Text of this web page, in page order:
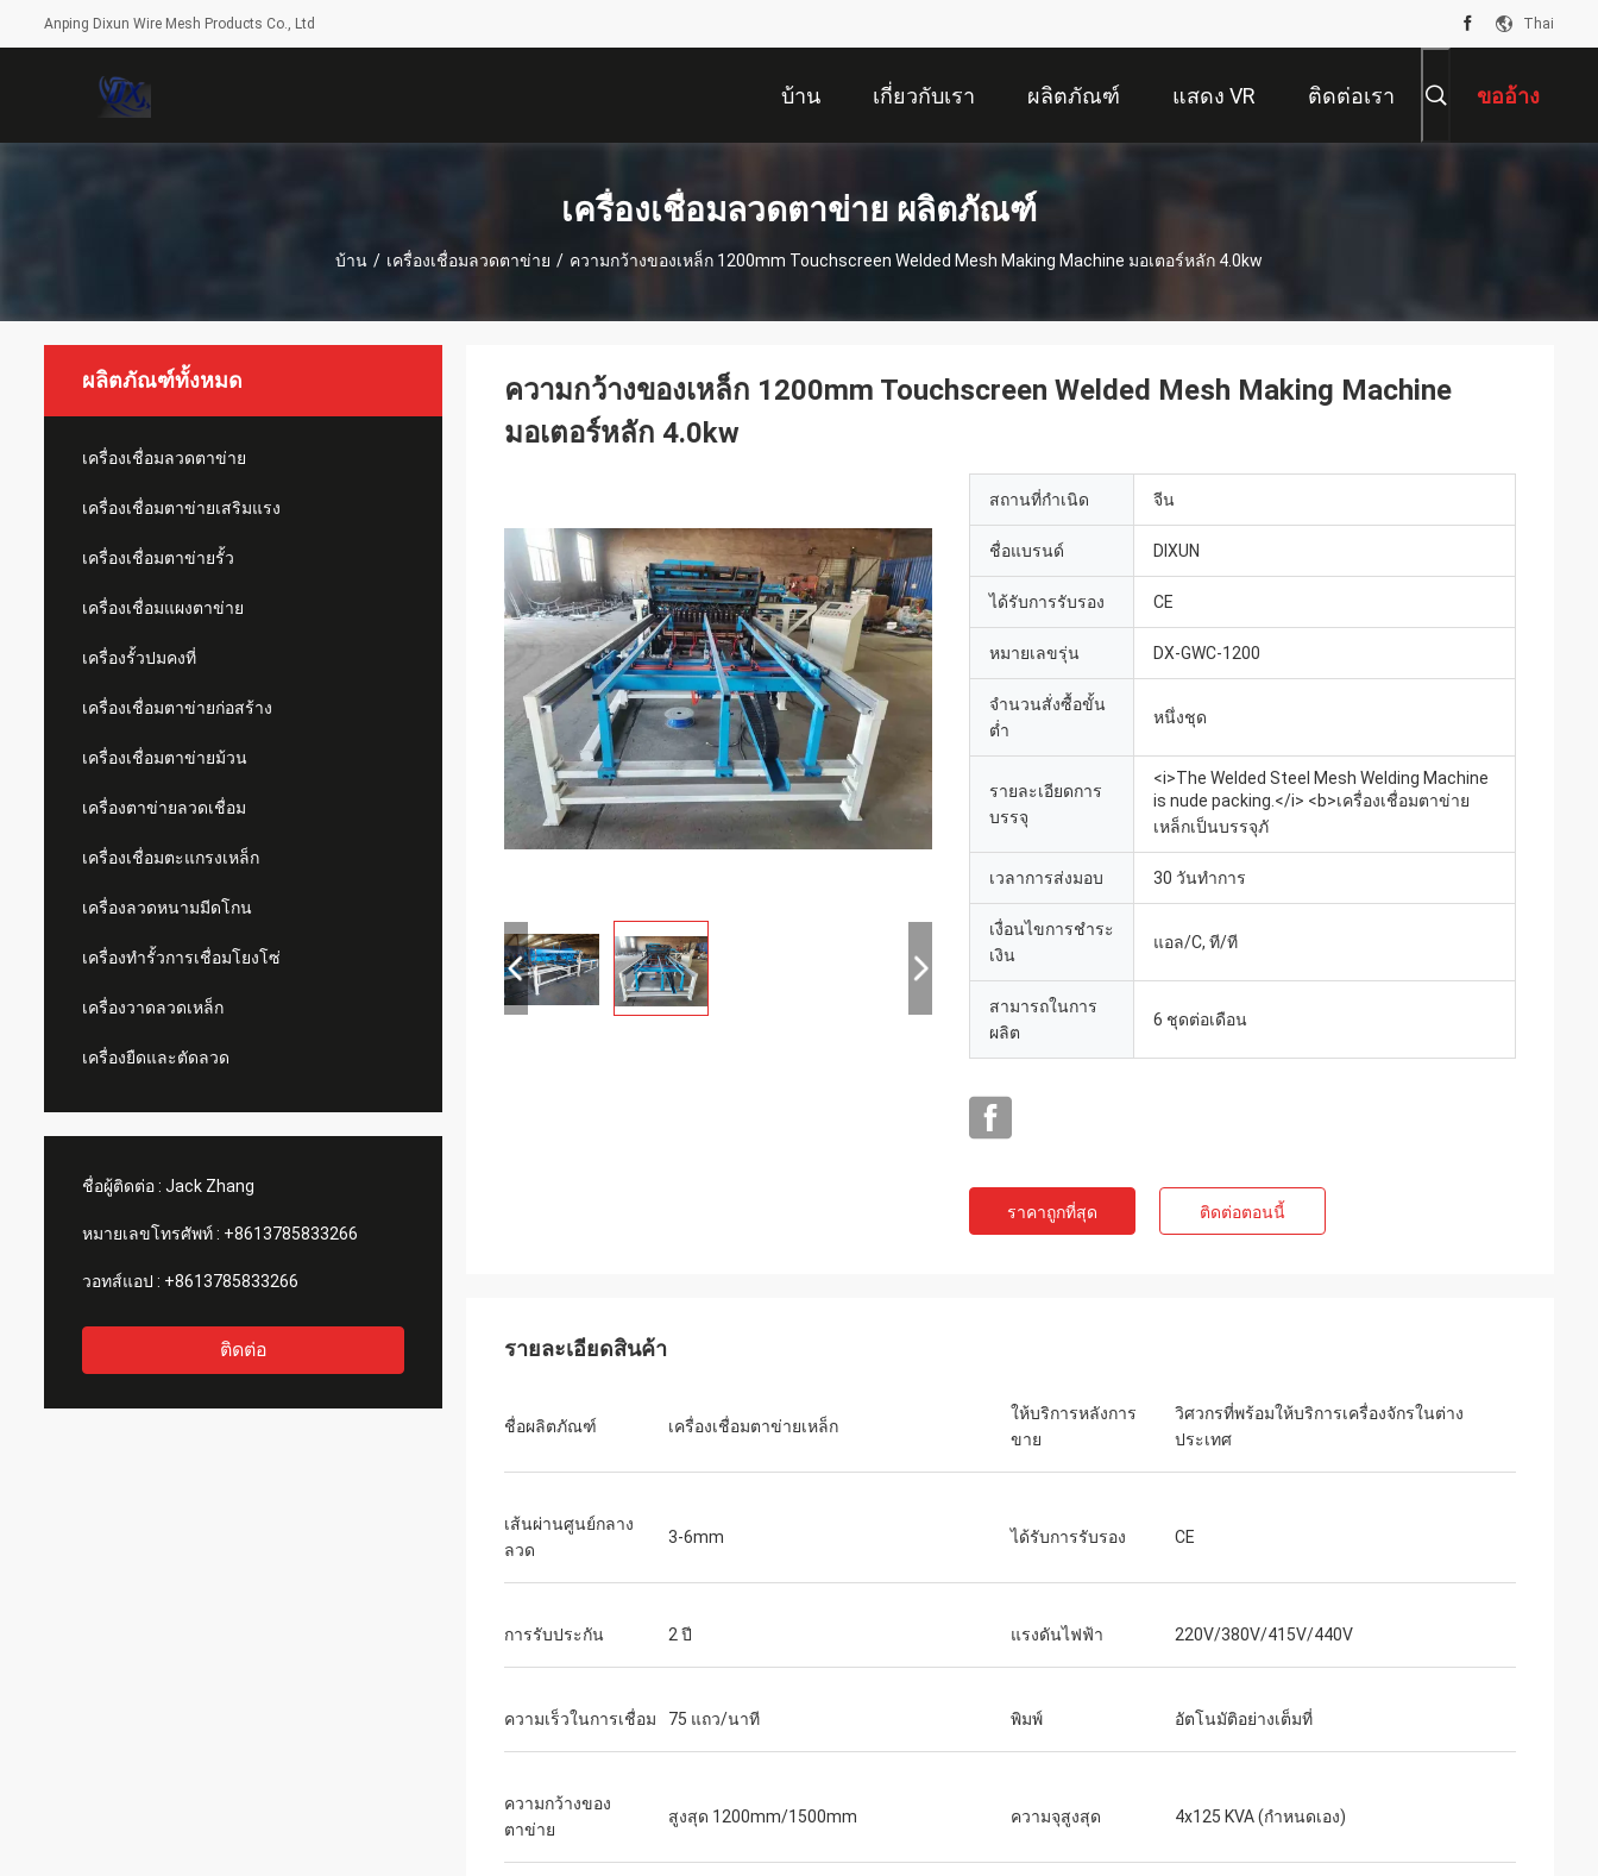
Anping Dixun Wire Mesh Products Co., Ltd Thai
บ้าน เกี่ยวกับเรา ผลิตภัณฑ์ แสดง VR ติดต่อเรา ขออ้าง
เครื่องเชื่อมลวดตาข่าย ผลิตภัณฑ์
บ้าน / เครื่องเชื่อมลวดตาข่าย / ความกว้างของเหล็ก 1200mm Touchscreen Welded Mesh Making Machine มอเตอร์หลัก 4.0kw
ผลิตภัณฑ์ทั้งหมด
เครื่องเชื่อมลวดตาข่าย
เครื่องเชื่อมตาข่ายเสริมแรง
เครื่องเชื่อมตาข่ายรั้ว
เครื่องเชื่อมแผงตาข่าย
เครื่องรั้วปมคงที่
เครื่องเชื่อมตาข่ายก่อสร้าง
เครื่องเชื่อมตาข่ายม้วน
เครื่องตาข่ายลวดเชื่อม
เครื่องเชื่อมตะแกรงเหล็ก
เครื่องลวดหนามมีดโกน
เครื่องทำรั้วการเชื่อมโยงโซ่
เครื่องวาดลวดเหล็ก
เครื่องยืดและตัดลวด
ชื่อผู้ติดต่อ : Jack Zhang
หมายเลขโทรศัพท์ : +8613785833266
วอทส์แอป : +8613785833266
ติดต่อ
ความกว้างของเหล็ก 1200mm Touchscreen Welded Mesh Making Machine
มอเตอร์หลัก 4.0kw
สถานที่กำเนิด จีน
ชื่อแบรนด์ DIXUN
ได้รับการรับรอง CE
หมายเลขรุ่น DX-GWC-1200
จำนวนสั่งซื้อขั้น
ต่ำ
หนึ่งชุด
รายละเอียดการ
บรรจุ
<i>The Welded Steel Mesh Welding Machine
is nude packing.</i> <b>เครื่องเชื่อมตาข่าย
เหล็กเป็นบรรจุภั
เวลาการส่งมอบ 30 วันทำการ
เงื่อนไขการชำระ
เงิน
แอล/C, ที/ที
สามารถในการ
ผลิต
6 ชุดต่อเดือน
ราคาถูกที่สุด ติดต่อตอนนี้
รายละเอียดสินค้า
ชื่อผลิตภัณฑ์ เครื่องเชื่อมตาข่ายเหล็ก
ให้บริการหลังการ
ขาย
วิศวกรที่พร้อมให้บริการเครื่องจักรในต่าง
ประเทศ
เส้นผ่านศูนย์กลาง
ลวด
3-6mm ได้รับการรับรอง CE
การรับประกัน 2 ปี แรงดันไฟฟ้า 220V/380V/415V/440V
ความเร็วในการเชื่อม 75 แถว/นาที พิมพ์ อัตโนมัติอย่างเต็มที่
ความกว้างของ
ตาข่าย
สูงสุด 1200mm/1500mm ความจุสูงสุด 4x125 KVA (กำหนดเอง)